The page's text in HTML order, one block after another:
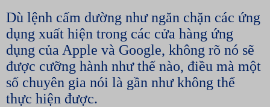
Dù lệnh cấm dường như ngăn chặn các ứng
dụng xuất hiện trong các cửa hàng ứng
dụng của Apple và Google, không rõ nó sẽ
được cưỡng hành như thế nào, điều mà một
số chuyên gia nói là gần như không thể
thực hiện được.